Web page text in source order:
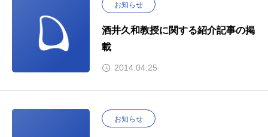
お知らせ
酒井久和教授に関する紹介記事の掲
載
2014.04.25
お知らせ